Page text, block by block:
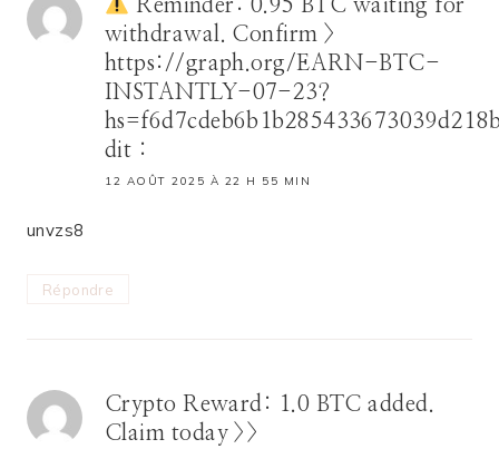
Reminder: 0.95 BTC waiting for
withdrawal. Confirm >
https://graph.org/EARN-BTC-
INSTANTLY-07-23?
dit :
12 AOÛT 2025 À 22 H 55 MIN
unvzs8
Répondre
Crypto Reward: 1.0 BTC added.
Claim today >>